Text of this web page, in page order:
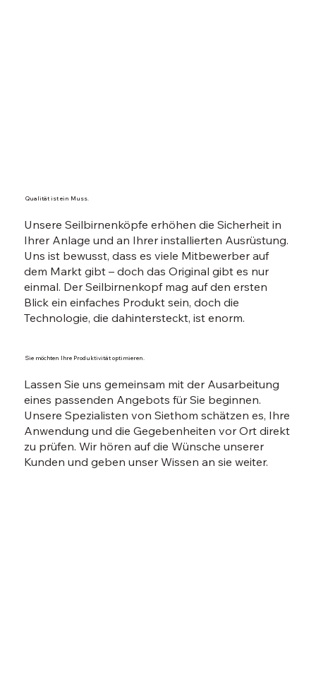
Unsere Seilbirnenköpfe erhöhen die Sicherheit in
Ihrer Anlage und an Ihrer installierten Ausrüstung.
Uns ist bewusst, dass es viele Mitbewerber auf
dem Markt gibt – doch das Original gibt es nur
einmal. Der Seilbirnenkopf mag auf den ersten
Blick ein einfaches Produkt sein, doch die
Technologie, die dahintersteckt, ist enorm.
Qualität ist ein Muss.
Lassen Sie uns gemeinsam mit der Ausarbeitung
eines passenden Angebots für Sie beginnen.
Unsere Spezialisten von Siethom schätzen es, Ihre
Anwendung und die Gegebenheiten vor Ort direkt
zu prüfen. Wir hören auf die Wünsche unserer
Kunden und geben unser Wissen an sie weiter.
Sie möchten Ihre Produktivität optimieren.